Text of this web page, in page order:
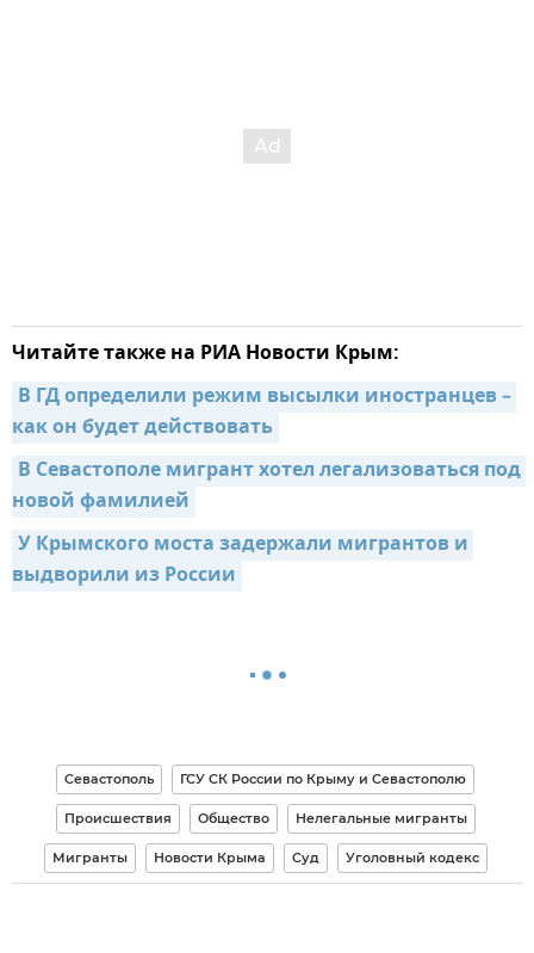
Читайте также на РИА Новости Крым:
В ГД определили режим высылки иностранцев –
как он будет действовать
В Севастополе мигрант хотел легализоваться под
новой фамилией
У Крымского моста задержали мигрантов и
выдворили из России
Севастополь ГСУ СК России по Крыму и Севастополю
Происшествия Общество Нелегальные мигранты
Мигранты Новости Крыма Суд Уголовный кодекс